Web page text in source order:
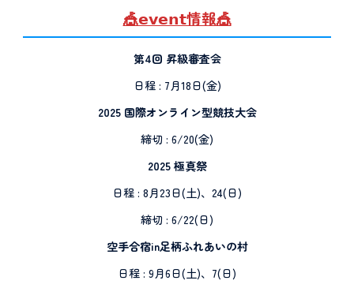
🎪𝗲𝘃𝗲𝗻𝘁情報🎪
第4回 昇級審査会
日程 : 7月18日(金)
2025 国際オンライン型競技大会
締切 : 6/20(金)
2025 極真祭
日程 : 8月23日(土)、24(日)
締切 : 6/22(日)
空手合宿in足柄ふれあいの村
日程 : 9月6日(土)、7(日)